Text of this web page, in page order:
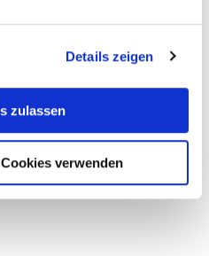
Details zeigen
zulassen
verwenden
Und das nicht nur für
So wie das
Wirtschaftlichkeit entscheidend